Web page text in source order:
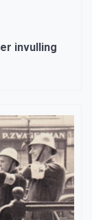
invulling